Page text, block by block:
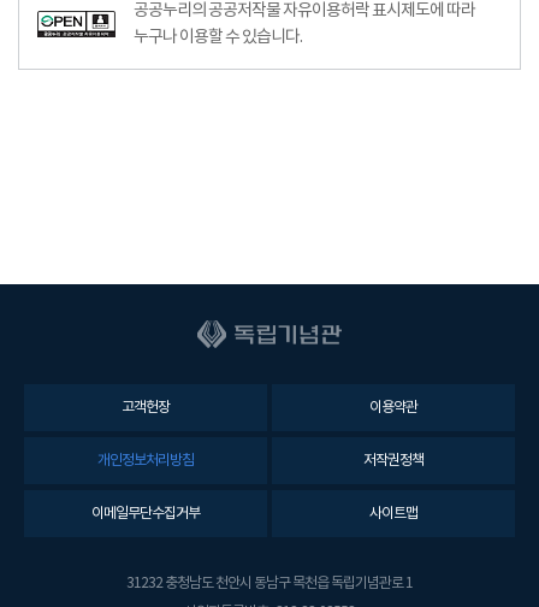
공공누리의 공공저작물 자유이용허락 표시제도에 따라
누구나 이용할 수 있습니다.
고객헌장 이용약관
개인정보처리방침 저작권정책
이메일무단수집거부 사이트맵
31232 충청남도 천안시 동남구 목천읍 독립기념관로 1